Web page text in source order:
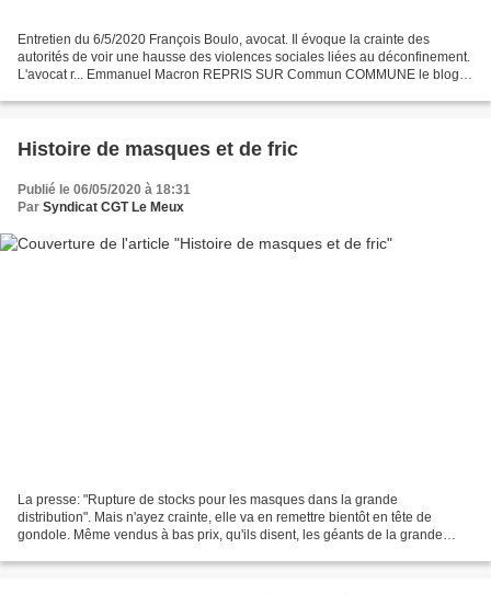
Entretien du 6/5/2020 François Boulo, avocat. Il évoque la crainte des
autorités de voir une hausse des violences sociales liées au déconfinement.
L'avocat r... Emmanuel Macron REPRIS SUR Commun COMMUNE le blog
Histoire de masques et de fric
Publié le 06/05/2020 à 18:31
Par Syndicat CGT Le Meux
La presse: "Rupture de stocks pour les masques dans la grande
distribution". Mais n'ayez crainte, elle va en remettre bientôt en tête de
gondole. Même vendus à bas prix, qu'ils disent, les géants de la grande